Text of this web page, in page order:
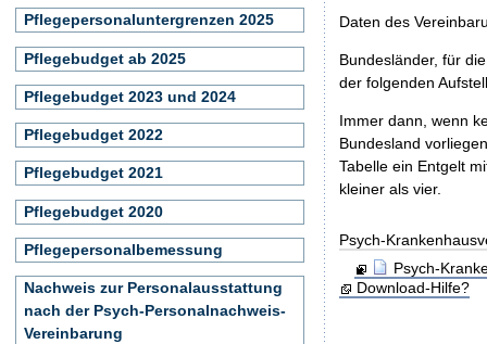
Daten des
Bundesländer, für
der folgenden
Immer dann, wenn
Bundesland
Tabelle ein Entgelt
kleiner als vier.
Psych-
Psych-
Download-Hilfe?
Pflegepersonaluntergrenzen 2025
Pflegebudget ab 2025
Pflegebudget 2023 und 2024
Pflegebudget 2022
Pflegebudget 2021
Pflegebudget 2020
Pflegepersonalbemessung
Nachweis zur Personalausstattung
nach der Psych-Personalnachweis-
Vereinbarung